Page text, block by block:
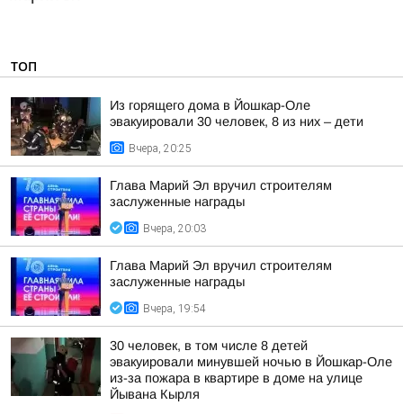
ТОП
Из горящего дома в Йошкар-Оле
эвакуировали 30 человек, 8 из них – дети
Вчера, 20:25
Глава Марий Эл вручил строителям
заслуженные награды
Вчера, 20:03
Глава Марий Эл вручил строителям
заслуженные награды
Вчера, 19:54
30 человек, в том числе 8 детей
эвакуировали минувшей ночью в Йошкар-Оле
из-за пожара в квартире в доме на улице
Йывана Кырля